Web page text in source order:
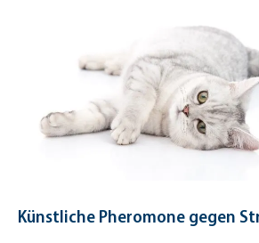
Künstliche Pheromone gegen